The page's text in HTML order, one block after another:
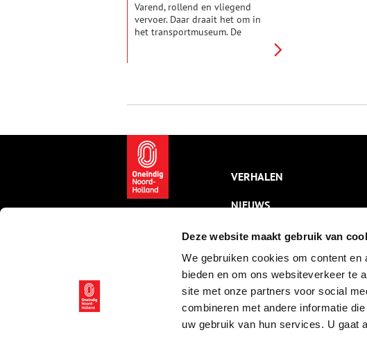
Deze website maakt gebruik van
We gebruiken cookies om content
bieden en om ons websiteverkeer te
site met onze partners voor social
combineren met andere informatie
uw gebruik van hun services. U gaat
Varend, rollend en vliegend
vervoer. Daar draait het om in
het transportmuseum. De
VERHALEN
NIEUWS
KALENDER
THEMA’S
ACTIVITEITEN
VIDEO’S